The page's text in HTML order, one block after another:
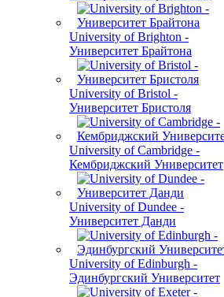
University of Brighton -
Университет Брайтона
University of Bristol -
Университет Бристоля
University of Cambridge -
Кембриджский Университет
University of Dundee -
Университет Данди
University of Edinburgh -
Эдинбургский Университет